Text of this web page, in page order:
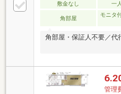
敷金なし 一
角部屋
モニタ
角部屋・保証人不要／代
管理